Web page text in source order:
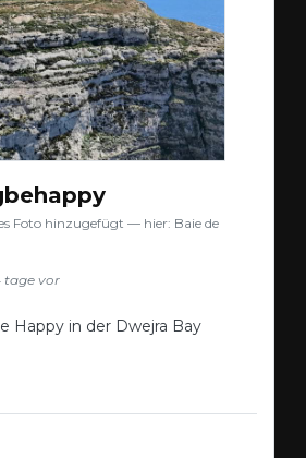
Foto hinzugefügt — hier: Baie de
tage vor
Happy in der Dwejra Bay